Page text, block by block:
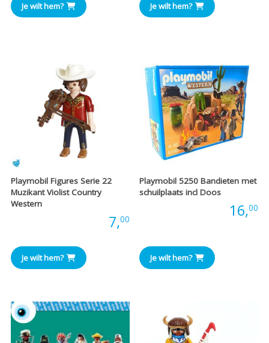
Je wilt hem? Je wilt hem?
Playmobil Figures Serie 22
Muzikant Violist Country
Western
7,00
Je wilt hem?
Playmobil 5250 Bandieten met
schuilplaats incl Doos
16,00
Je wilt hem?